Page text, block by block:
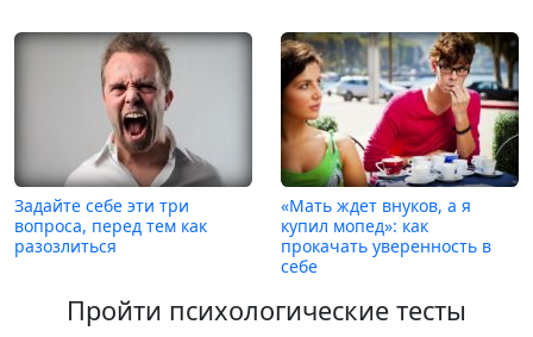
Задайте себе эти три
вопроса, перед тем как
разозлиться
«Мать ждет внуков, а я
купил мопед»: как
прокачать уверенность в
себе
Пройти психологические тесты